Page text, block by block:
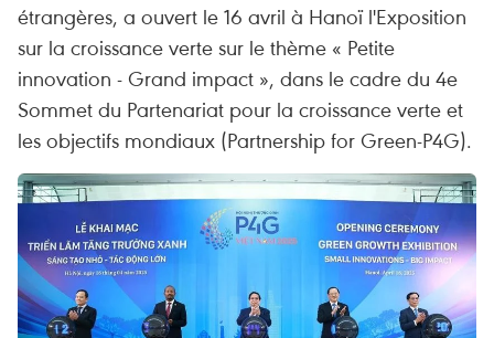
étrangères, a ouvert le 16 avril à Hanoï l'Exposition
sur la croissance verte sur le thème « Petite
innovation - Grand impact », dans le cadre du 4e
Sommet du Partenariat pour la croissance verte et
les objectifs mondiaux (Partnership for Green-P4G).